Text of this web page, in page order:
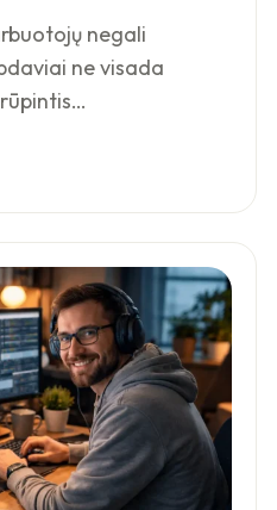
negali
ne visada